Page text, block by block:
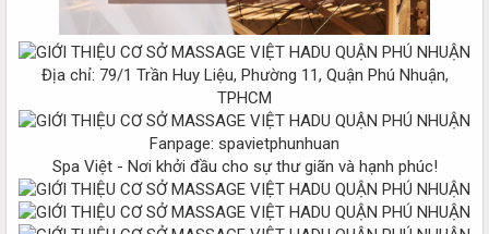
Địa chỉ: 79/1 Trần Huy Liệu, Phường 11, Quận Phú Nhuận,
TPHCM
Fanpage: spavietphunhuan
Spa Việt - Nơi khởi đầu cho sự thư giãn và hạnh phúc!